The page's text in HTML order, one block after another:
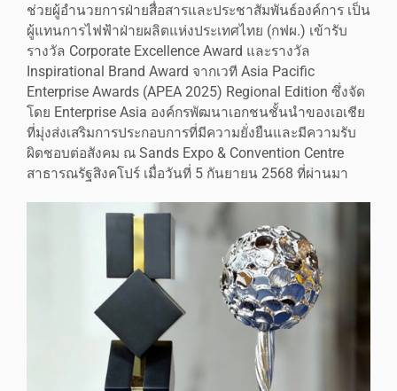
ช่วยผู้อำนวยการฝ่ายสื่อสารและประชาสัมพันธ์องค์การ เป็น
ผู้แทนการไฟฟ้าฝ่ายผลิตแห่งประเทศไทย (กฟผ.) เข้ารับ
รางวัล Corporate Excellence Award และรางวัล
Inspirational Brand Award จากเวที Asia Pacific
Enterprise Awards (APEA 2025) Regional Edition ซึ่งจัด
โดย Enterprise Asia องค์กรพัฒนาเอกชนชั้นนำของเอเชีย
ที่มุ่งส่งเสริมการประกอบการที่มีความยั่งยืนและมีความรับ
ผิดชอบต่อสังคม ณ Sands Expo & Convention Centre
สาธารณรัฐสิงคโปร์ เมื่อวันที่ 5 กันยายน 2568 ที่ผ่านมา